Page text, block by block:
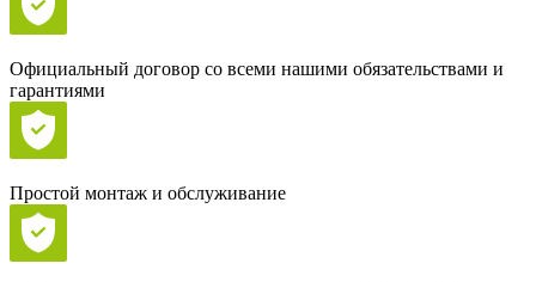
Официальный договор со всеми нашими обязательствами и
гарантиями
Простой монтаж и обслуживание